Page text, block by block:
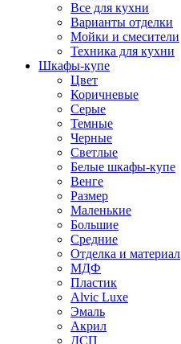
Все для кухни
Варианты отделки
Мойки и смесители
Техника для кухни
Шкафы-купе
Цвет
Коричневые
Серые
Темные
Черные
Светлые
Белые шкафы-купе
Венге
Размер
Маленькие
Большие
Средние
Отделка и материал
МДФ
Пластик
Alvic Luxe
Эмаль
Акрил
ДСП